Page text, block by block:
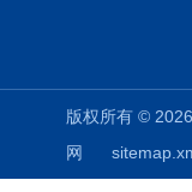
版权所有 ©
网